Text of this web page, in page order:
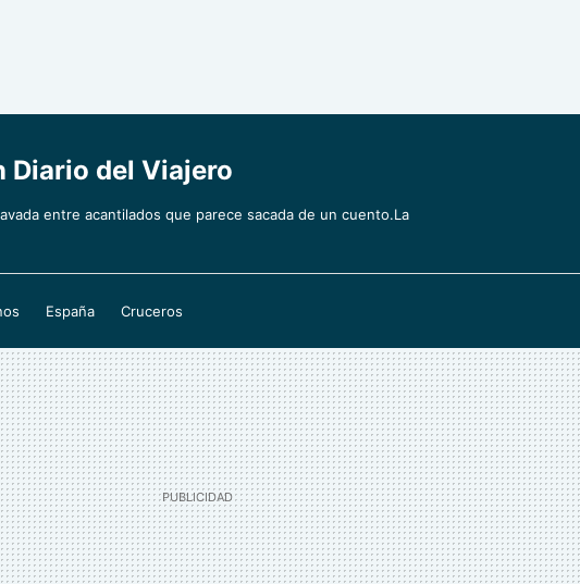
Diario del Viajero
entre acantilados que parece sacada de un cuento.La
España Cruceros